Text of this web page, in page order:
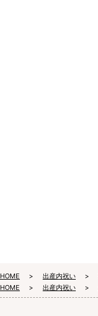
HOME 出産内祝い
HOME
出産内祝い